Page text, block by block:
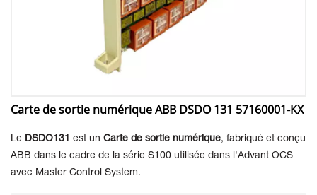
Carte de sortie numérique ABB DSDO 131 57160001-KX
Le DSDO131 est un Carte de sortie numérique, fabriqué et conçu
ABB dans le cadre de la série S100 utilisée dans l'Advant OCS
avec Master Control System.